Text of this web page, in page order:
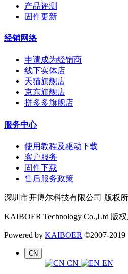
产品评测
固件更新
经销网络
申请成为经销商
线下实体店
天猫旗舰店
京东旗舰店
拼多多旗舰店
服务中心
使用教程及驱动下载
客户服务
固件下载
售后服务政策
深圳市开博尔科技有限公司 版权
KAIBOER Technology Co.,Ltd 版
Powered by KAIBOER ©2007-2019
CN
CN EN